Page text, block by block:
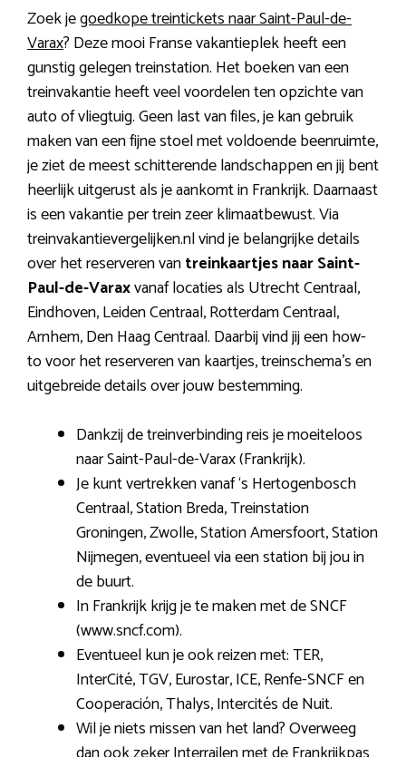
Zoek jegoedkope treintickets naar Saint-Paul-de-
Varax? Deze mooi Franse vakantieplek heeft een
gunstig gelegen treinstation. Het boeken van een
treinvakantie heeft veel voordelen ten opzichte van
auto of vliegtuig. Geen last van files, je kan gebruik
maken van een fijne stoel met voldoende beenruimte,
je ziet de meest schitterende landschappen en jij bent
heerlijk uitgerust als je aankomt in Frankrijk. Daarnaast
is een vakantie per trein zeer klimaatbewust. Via
treinvakantievergelijken.nl vind je belangrijke details
over het reserveren vantreinkaartjes naar Saint-
Paul-de-Varaxvanaf locaties als Utrecht Centraal,
Eindhoven, Leiden Centraal, Rotterdam Centraal,
Arnhem, Den Haag Centraal. Daarbij vind jij een how-
to voor het reserveren van kaartjes, treinschema’s en
uitgebreide details over jouw bestemming.
Dankzij de treinverbinding reis je moeiteloos
naar Saint-Paul-de-Varax (Frankrijk).
Je kunt vertrekken vanaf ‘s Hertogenbosch
Centraal, Station Breda, Treinstation
Groningen, Zwolle, Station Amersfoort, Station
Nijmegen, eventueel via een station bij jou in
de buurt.
In Frankrijk krijg je te maken met de SNCF
(www.sncf.com).
Eventueel kun je ook reizen met: TER,
InterCité, TGV, Eurostar, ICE, Renfe-SNCF en
Cooperación, Thalys, Intercités de Nuit.
Wil je niets missen van het land? Overweeg